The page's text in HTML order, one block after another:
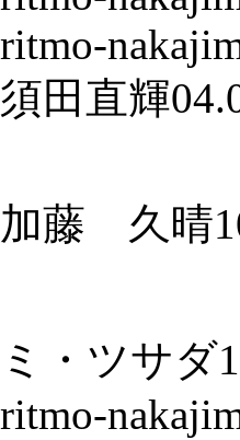
田直輝
加藤 久晴
・ツサダ